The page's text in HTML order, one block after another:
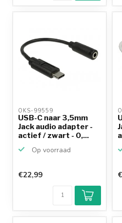
OKS-99559
USB-C naar 3,5mm
Jack audio adapter -
actief / zwart - 0,...
Op voorraad
€22,99